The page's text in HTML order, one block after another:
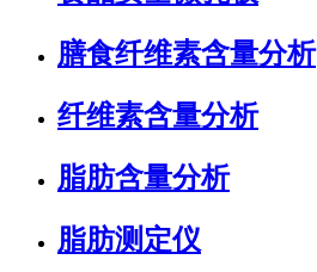
膳食纤维素含量分析
纤维素含量分析
脂肪含量分析
脂肪测定仪